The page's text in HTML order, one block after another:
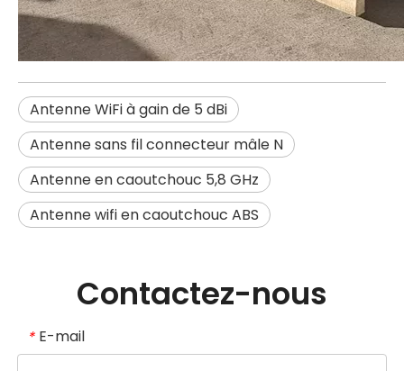
Antenne WiFi à gain de 5 dBi
Antenne sans fil connecteur mâle N
Antenne en caoutchouc 5,8 GHz
Antenne wifi en caoutchouc ABS
Contactez-nous
* E-mail